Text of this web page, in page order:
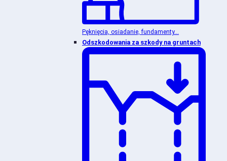
Pęknięcia, osiadanie, fundamenty...
Odszkodowania za szkody na gruntach